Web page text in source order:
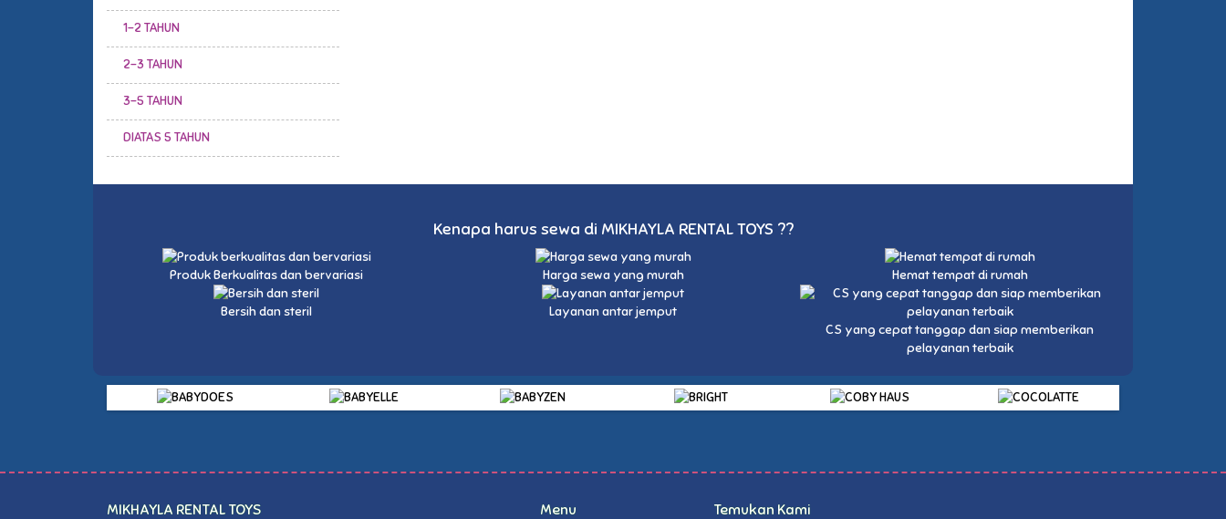
1-2 TAHUN
2-3 TAHUN
3-5 TAHUN
DIATAS 5 TAHUN
Kenapa harus sewa di MIKHAYLA RENTAL TOYS ??
Produk Berkualitas dan bervariasi Harga sewa yang murah Hemat tempat di rumah
Bersih dan steril
Layanan antar jemput
CS yang cepat tanggap dan siap memberikan
pelayanan terbaik
MIKHAYLA RENTAL TOYS Menu Temukan Kami